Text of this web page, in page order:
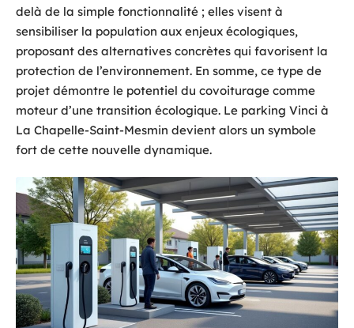
delà de la simple fonctionnalité ; elles visent à
sensibiliser la population aux enjeux écologiques,
proposant des alternatives concrètes qui favorisent la
protection de l’environnement. En somme, ce type de
projet démontre le potentiel du covoiturage comme
moteur d’une transition écologique. Le parking Vinci à
La Chapelle-Saint-Mesmin devient alors un symbole
fort de cette nouvelle dynamique.